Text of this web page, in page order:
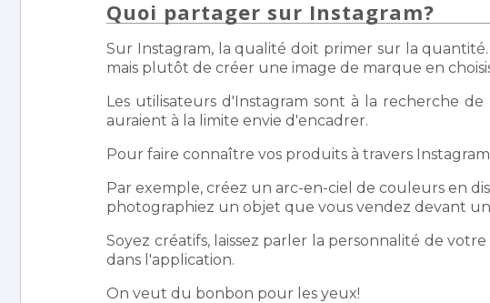
Quoi partager sur Instagram?
Sur Instagram, la qualité doit primer sur la
mais plutôt de créer une image de marque en
Les utilisateurs d'Instagram sont à la recherche
auraient à la limite envie d'encadrer.
Pour faire connaître vos produits à travers
Par exemple, créez un arc-en-ciel de couleurs en
photographiez un objet que vous vendez devant
Soyez créatifs, laissez parler la personnalité de
dans l'application.
On veut du bonbon pour les yeux!